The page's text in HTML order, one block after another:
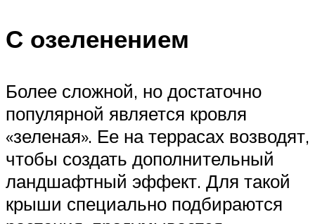
С озеленением
Более сложной, но достаточно
популярной является кровля
«зеленая». Ее на террасах возводят,
чтобы создать дополнительный
ландшафтный эффект. Для такой
крыши специально подбираются